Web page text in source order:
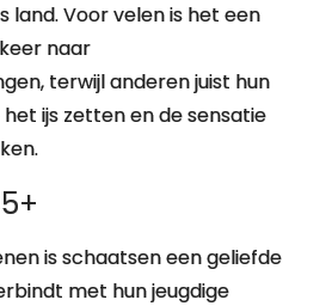
land. Voor velen is het een
naar
terwijl anderen juist hun
ijs zetten en de sensatie
is schaatsen een geliefde
met hun jeugdige